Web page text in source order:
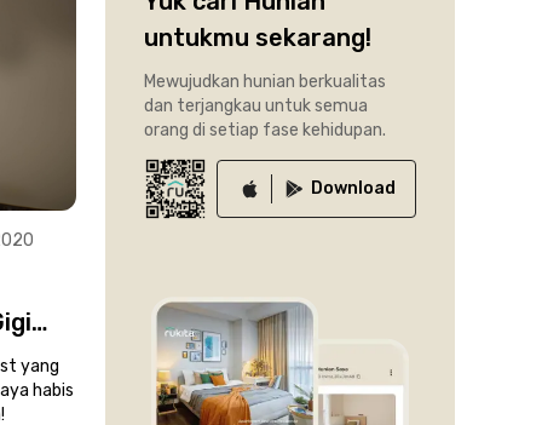
yang
habis
untukmu sekarang!
Mewujudkan hunian berkualitas
dan terjangkau untuk semua
orang di setiap fase kehidupan.
Download